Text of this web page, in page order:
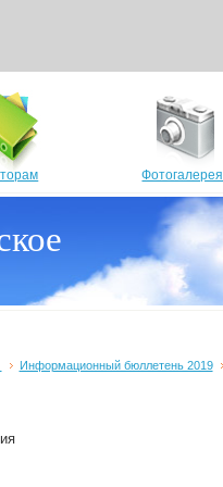
Фотогалерея
Информационный бюллетень 2019